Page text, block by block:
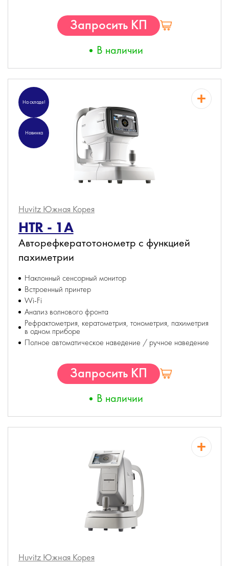
Запросить КП
В наличии
На складе!
Новинка
Huvitz Южная Корея
HTR - 1A
Авторефкератотонометр с функцией
пахиметрии
Наклонный сенсорный монитор
Встроенный принтер
Wi-Fi
Анализ волнового фронта
Рефрактометрия, кератометрия, тонометрия, пахиметрия
в одном приборе
Полное автоматическое наведение / ручное наведение
Запросить КП
В наличии
Huvitz Южная Корея